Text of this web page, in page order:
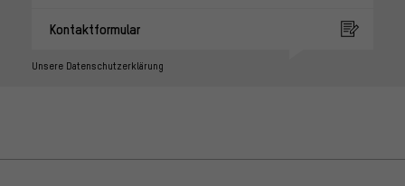
Kontaktformular
Unsere Datenschutzerklärung